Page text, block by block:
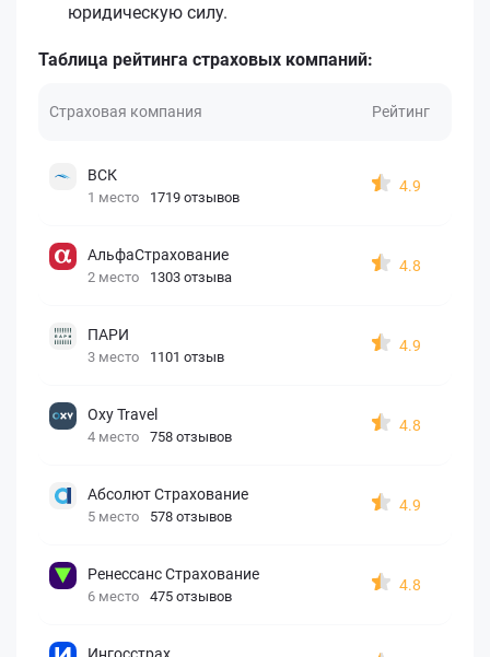
юридическую силу.
Таблица рейтинга страховых компаний:
Страховая компания Рейтинг
ВСК
1 место 1719 отзывов
4.9
АльфаСтрахование
2 место 1303 отзыва
4.8
ПАРИ
3 место 1101 отзыв
4.9
Oxy Travel
4 место 758 отзывов
4.8
Абсолют Страхование
5 место 578 отзывов
4.9
Ренессанс Страхование
6 место 475 отзывов
4.8
Ингосстрах